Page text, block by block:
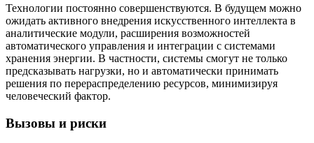
Технологии постоянно совершенствуются. В будущем можно
ожидать активного внедрения искусственного интеллекта в
аналитические модули, расширения возможностей
автоматического управления и интеграции с системами
хранения энергии. В частности, системы смогут не только
предсказывать нагрузки, но и автоматически принимать
решения по перераспределению ресурсов, минимизируя
человеческий фактор.
Вызовы и риски